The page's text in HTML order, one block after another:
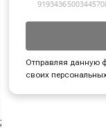
Отправляя данную
своих
;